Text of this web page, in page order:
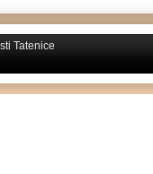
Tatenice